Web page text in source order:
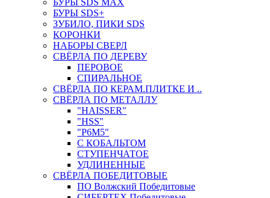
БУРЫ SDS MAX
БУРЫ SDS+
ЗУБИЛО, ПИКИ SDS
КОРОНКИ
НАБОРЫ СВЕРЛ
СВЁРЛА ПО ДЕРЕВУ
ПЕРОВОЕ
СПИРАЛЬНОЕ
СВЁРЛА ПО КЕРАМ.ПЛИТКЕ И ..
СВЁРЛА ПО МЕТАЛЛУ
"HAISSER"
"HSS"
"Р6М5"
С КОБАЛЬТОМ
СТУПЕНЧАТОЕ
УДЛИНЕННЫЕ
СВЁРЛА ПОБЕДИТОВЫЕ
ПО Волжский Победитовые